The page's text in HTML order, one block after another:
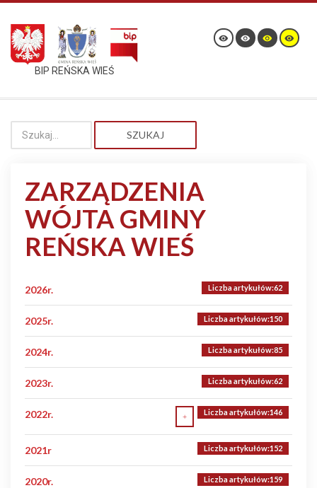
BIP REŃSKA WIEŚ
SZUKAJ
ZARZĄDZENIA
WÓJTA GMINY
REŃSKA WIEŚ
2026r. Liczba artykułów:62
2025r. Liczba artykułów:150
2024r. Liczba artykułów:85
2023r. Liczba artykułów:62
2022r. Liczba artykułów:146
Kamionka Liczba artykułów:1
2021r Liczba artykułów:152
2020r. Liczba artykułów:159